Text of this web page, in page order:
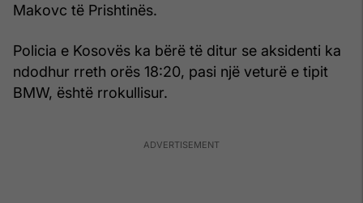
Makovc të Prishtinës.
Policia e Kosovës ka bërë të ditur se aksidenti ka
ndodhur rreth orës 18:20, pasi një veturë e tipit
BMW, është rrokullisur.